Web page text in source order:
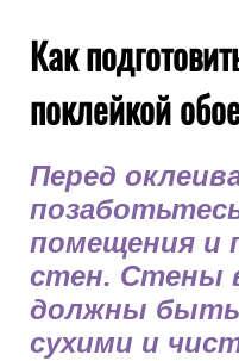
Как
поклейкой
Перед
помещения и
стен. Стены
должны
сухими и